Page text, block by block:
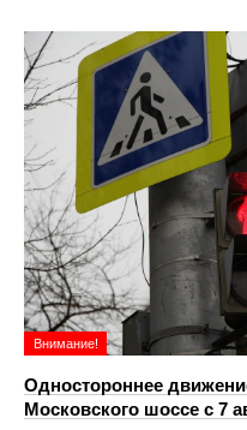
Внимание!
Одностороннее
Московского шоссе с 7